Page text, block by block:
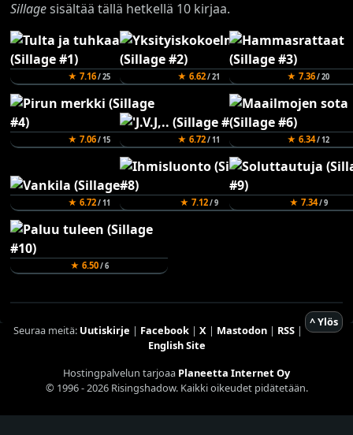
Sillagesisältää tällä hetkellä 10 kirjaa.
★ 7.16/ 25 ★ 6.62/ 21 ★ 7.36/ 20
★ 7.06/ 15 ★ 6.72/ 11 ★ 6.34/ 12
★ 6.72/ 11 ★ 7.12/ 9 ★ 7.34/ 9
★ 6.50/ 6
^ Ylös
Seuraa meitä: Uutiskirje | Facebook| X| Mastodon| RSS|
English Site
Hostingpalvelun tarjoaa Planeetta Internet Oy
© 1996 - 2026 Risingshadow. Kaikki oikeudet pidätetään.